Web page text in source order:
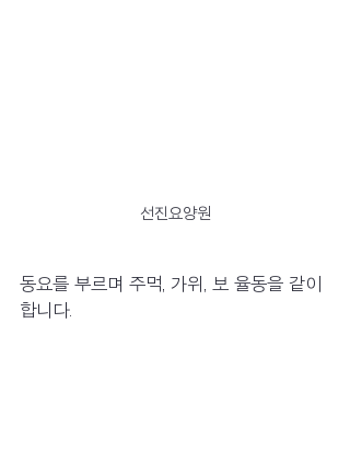
선진요양원
동요를 부르며 주먹, 가위, 보 율동을 같이
합니다.